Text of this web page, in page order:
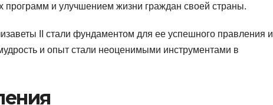
программ и улучшением жизни граждан своей страны.
II стали фундаментом для ее успешного правления и
и опыт стали неоценимыми инструментами в